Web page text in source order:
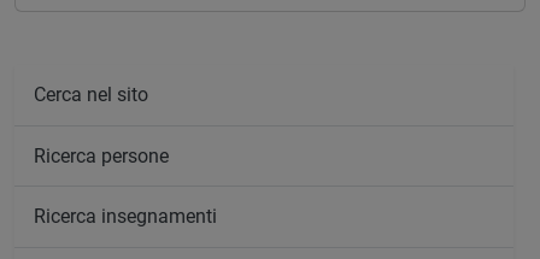
Cerca nel sito
Ricerca persone
Ricerca insegnamenti